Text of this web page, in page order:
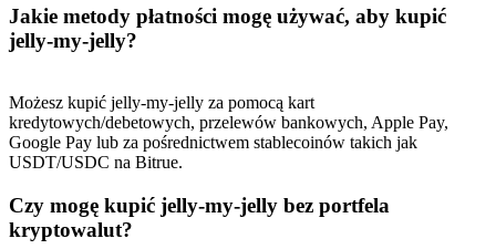
Jakie metody płatności mogę używać, aby kupić
jelly-my-jelly?
Możesz kupić jelly-my-jelly za pomocą kart
kredytowych/debetowych, przelewów bankowych, Apple Pay,
Google Pay lub za pośrednictwem stablecoinów takich jak
USDT/USDC na Bitrue.
Czy mogę kupić jelly-my-jelly bez portfela
kryptowalut?